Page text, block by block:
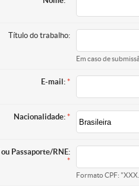
Título do trabalho:
Em caso de
E-mail:
Nacionalidade:
ou Passaporte/RNE:
Formato CPF: